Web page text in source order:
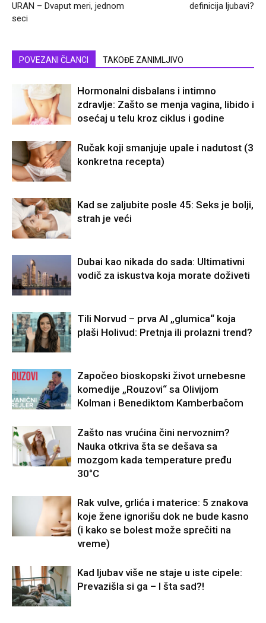
URAN – Dvaput meri, jednom
seci
definicija ljubavi?
POVEZANI ČLANCI TAKOĐE ZANIMLJIVO
Hormonalni disbalans i intimno
zdravlje: Zašto se menja vagina, libido i
osećaj u telu kroz ciklus i godine
Ručak koji smanjuje upale i nadutost (3
konkretna recepta)
Kad se zaljubite posle 45: Seks je bolji,
strah je veći
Dubai kao nikada do sada: Ultimativni
vodič za iskustva koja morate doživeti
Tili Norvud – prva AI „glumica“ koja
plaši Holivud: Pretnja ili prolazni trend?
Započeo bioskopski život urnebesne
komedije „Rouzovi“ sa Olivijom
Kolman i Benediktom Kamberbačom
Zašto nas vrućina čini nervoznim?
Nauka otkriva šta se dešava sa
mozgom kada temperature pređu
30°C
Rak vulve, grlića i materice: 5 znakova
koje žene ignorišu dok ne bude kasno
(i kako se bolest može sprečiti na
vreme)
Kad ljubav više ne staje u iste cipele:
Prevazišla si ga – I šta sad?!